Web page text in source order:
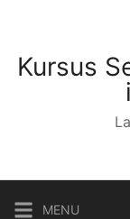
Kursus
MENU